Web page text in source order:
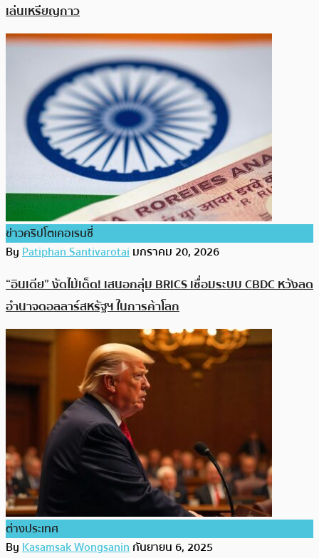
เล่นเหรียญกาว
ข่าวคริปโตเคอเรนซี่
ByPatiphan Santivarotaiมกราคม 20, 2026
“อินเดีย” งัดไม้เด็ด! เสนอกลุ่ม BRICS เชื่อมระบบ CBDC หวังลด
อำนาจดอลลาร์สหรัฐฯ ในการค้าโลก
ต่างประเทศ
ByKasamsak Wongsaninกันยายน 6, 2025